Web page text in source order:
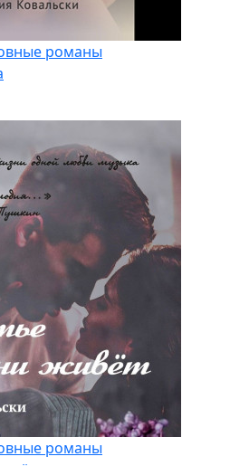
романы
романы